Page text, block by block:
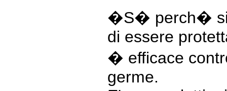
�S� perch� si
di essere
� efficace
germe.